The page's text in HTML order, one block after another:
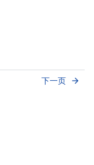
下一页 arrow_forward